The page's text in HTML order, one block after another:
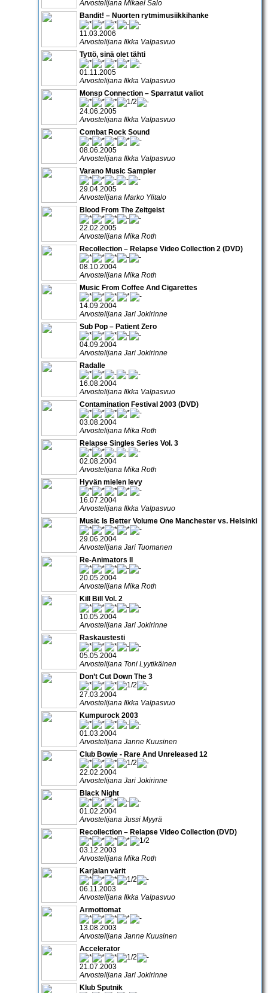
Arvostelijana Mikael Salo
Bandit! – Nuorten rytmimusiikkihanke
11.03.2006
Arvostelijana Ilkka Valpasvuo
Tyttö, sinä olet tähti
01.11.2005
Arvostelijana Ilkka Valpasvuo
Monsp Connection – Sparratut valiot
24.06.2005
Arvostelijana Ilkka Valpasvuo
Combat Rock Sound
08.06.2005
Arvostelijana Ilkka Valpasvuo
Varano Music Sampler
29.04.2005
Arvostelijana Marko Ylitalo
Blood From The Zeitgeist
22.02.2005
Arvostelijana Mika Roth
Recollection – Relapse Video Collection 2 (DVD)
08.10.2004
Arvostelijana Mika Roth
Music From Coffee And Cigarettes
14.09.2004
Arvostelijana Jari Jokirinne
Sub Pop – Patient Zero
04.09.2004
Arvostelijana Jari Jokirinne
Radalle
16.08.2004
Arvostelijana Ilkka Valpasvuo
Contamination Festival 2003 (DVD)
03.08.2004
Arvostelijana Mika Roth
Relapse Singles Series Vol. 3
02.08.2004
Arvostelijana Mika Roth
Hyvän mielen levy
16.07.2004
Arvostelijana Ilkka Valpasvuo
Music Is Better Volume One Manchester vs. Helsinki
29.06.2004
Arvostelijana Jari Tuomanen
Re-Animators II
20.05.2004
Arvostelijana Mika Roth
Kill Bill Vol. 2
10.05.2004
Arvostelijana Jari Jokirinne
Raskaustesti
05.05.2004
Arvostelijana Toni Lyytikäinen
Don’t Cut Down The 3
27.03.2004
Arvostelijana Ilkka Valpasvuo
Kumpurock 2003
01.03.2004
Arvostelijana Janne Kuusinen
Club Bowie - Rare And Unreleased 12
22.02.2004
Arvostelijana Jari Jokirinne
Black Night
01.02.2004
Arvostelijana Jussi Myyrä
Recollection – Relapse Video Collection (DVD)
03.12.2003
Arvostelijana Mika Roth
Karjalan värit
06.11.2003
Arvostelijana Ilkka Valpasvuo
Armottomat
13.08.2003
Arvostelijana Janne Kuusinen
Accelerator
21.07.2003
Arvostelijana Jari Jokirinne
Klub Sputnik